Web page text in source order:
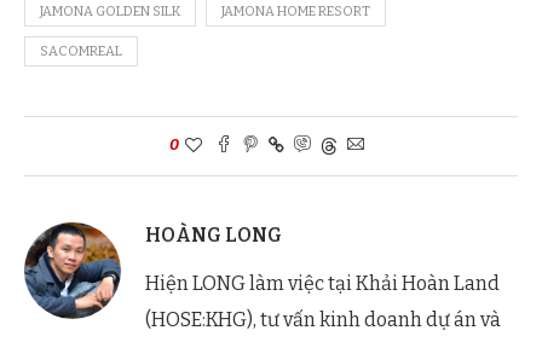
JAMONA GOLDEN SILK JAMONA HOME RESORT
SACOMREAL
0
HOÀNG LONG
Hiện LONG làm việc tại Khải Hoàn Land
(HOSE:KHG), tư vấn kinh doanh dự án và